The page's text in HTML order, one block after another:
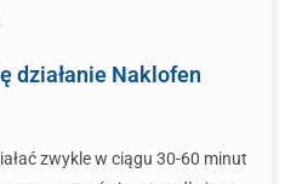
działanie Naklofen
zwykle w ciągu 30-60 minut